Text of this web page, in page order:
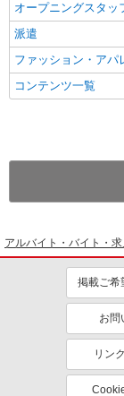
オープニングスタッ
派遣
ファッション・アパ
コンテンツ一覧
アルバイト・バイト・
掲載ご希
お問
リン